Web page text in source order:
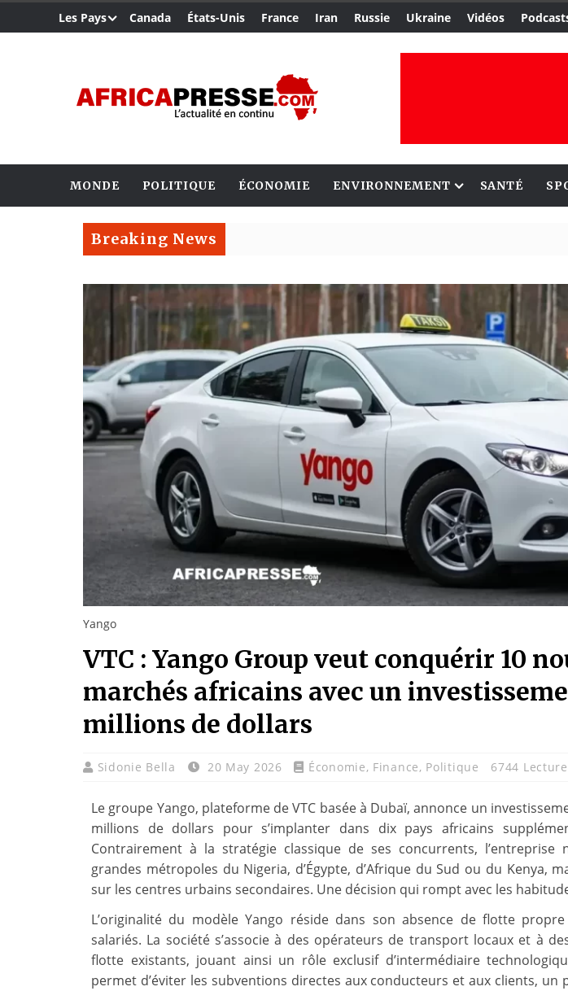
Les Pays Canada États-Unis France Iran Russie Ukraine Vidéos
MONDE POLITIQUE ÉCONOMIE ENVIRONNEMENT SANTÉ
Breaking News
Yango
VTC : Yango Group veut conquérir 10
marchés africains avec un
millions de dollars
Sidonie Bella 20 May 2026 Économie, Finance, Politique 6744
Le groupe Yango, plateforme de VTC basée à Dubaï, annonce un
millions de dollars pour s’implanter dans dix pays africains
Contrairement à la stratégie classique de ses concurrents, l’entreprise
grandes métropoles du Nigeria, d’Égypte, d’Afrique du Sud ou du Kenya,
sur les centres urbains secondaires. Une décision qui rompt avec les
L’originalité du modèle Yango réside dans son absence de flotte
salariés. La société s’associe à des opérateurs de transport locaux et à
flotte existants, jouant ainsi un rôle exclusif d’intermédiaire
permet d’éviter les subventions directes aux conducteurs et aux clients, un